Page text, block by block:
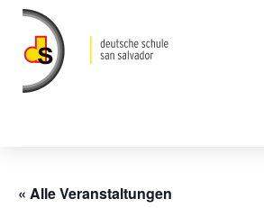
« Alle Veranstaltungen